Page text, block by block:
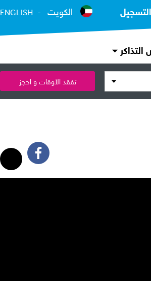
التسجيل الكويت ENGLISH
تفقد الأوقات و احجز